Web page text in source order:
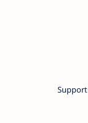
Support